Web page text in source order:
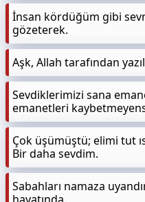
İnsan kördüğüm gibi
gözeterek.
Aşk, Allah tarafından
Sevdiklerimizi sana
emanetleri
Çok üşümüştü; elimi tut
Bir daha sevdim.
Sabahları namaza